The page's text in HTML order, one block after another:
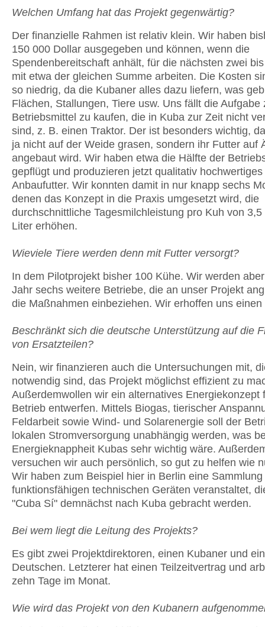
Welchen Umfang hat das Projekt gegenwärtig?
Der finanzielle Rahmen ist relativ klein. Wir haben
150 000 Dollar ausgegeben und können, wenn die
Spendenbereitschaft anhält, für die nächsten zwei
mit etwa der gleichen Summe arbeiten. Die Kosten
so niedrig, da die Kubaner alles dazu liefern, was
Flächen, Stallungen, Tiere usw. Uns fällt die Aufgabe
Betriebsmittel zu kaufen, die in Kuba zur Zeit nicht
sind, z. B. einen Traktor. Der ist besonders wichtig,
ja nicht auf der Weide grasen, sondern ihr Futter auf
angebaut wird. Wir haben etwa die Hälfte der
gepflügt und produzieren jetzt qualitativ hochwertiges
Anbaufutter. Wir konnten damit in nur knapp sechs
denen das Konzept in die Praxis umgesetzt wird, die
durchschnittliche Tagesmilchleistung pro Kuh von 3,5
Liter erhöhen.
Wieviele Tiere werden denn mit Futter versorgt?
In dem Pilotprojekt bisher 100 Kühe. Wir werden
Jahr sechs weitere Betriebe, die an unser Projekt
die Maßnahmen einbeziehen. Wir erhoffen uns
Beschränkt sich die deutsche Unterstützung auf die
von Ersatzteilen?
Nein, wir finanzieren auch die Untersuchungen mit,
notwendig sind, das Projekt möglichst effizient zu
Außerdemwollen wir ein alternatives Energiekonzept
Betrieb entwerfen. Mittels Biogas, tierischer
Feldarbeit sowie Wind- und Solarenergie soll der
lokalen Stromversorgung unabhängig werden, was
Energieknappheit Kubas sehr wichtig wäre.
versuchen wir auch persönlich, so gut zu helfen wie
Wir haben zum Beispiel hier in Berlin eine Sammlung
funktionsfähigen technischen Geräten veranstaltet,
"Cuba Sí" demnächst nach Kuba gebracht werden.
Bei wem liegt die Leitung des Projekts?
Es gibt zwei Projektdirektoren, einen Kubaner und
Deutschen. Letzterer hat einen Teilzeitvertrag und
zehn Tage im Monat.
Wie wird das Projekt von den Kubanern